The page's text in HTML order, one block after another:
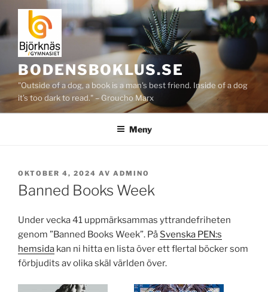
Hoppa
till
innehåll
BODENSBOKLUS.SE
"Outside of a dog, a book is a man's best friend. Inside of a dog
it's too dark to read." – Groucho Marx
Meny
PUBLICERAT
OKTOBER 4, 2024 AV ADMINO
Banned Books Week
Under vecka 41 uppmärksammas yttrandefriheten
genom ”Banned Books Week”. På Svenska PEN:s
hemsida kan ni hitta en lista över ett flertal böcker som
förbjudits av olika skäl världen över.